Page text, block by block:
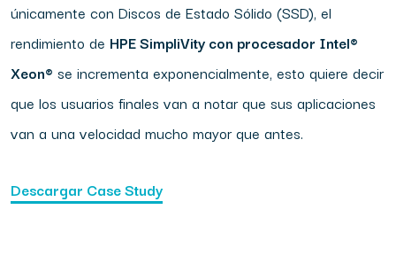
únicamente con Discos de Estado Sólido (SSD), el
rendimiento de HPE SimpliVity con procesador Intel®
Xeon® se incrementa exponencialmente, esto quiere decir
que los usuarios finales van a notar que sus aplicaciones
van a una velocidad mucho mayor que antes.
Descargar Case Study